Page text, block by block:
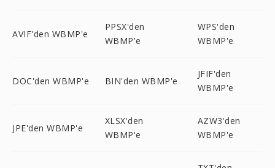
AVIF'den WBMP'e
PPSX'den
WBMP'e
WPS'den
WBMP'e
DOC'den WBMP'e BIN'den WBMP'e
JFIF'den
WBMP'e
JPE'den WBMP'e
XLSX'den
WBMP'e
AZW3'den
WBMP'e